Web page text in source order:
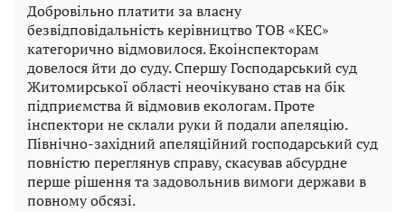
Добровільно платити за власну
безвідповідальність керівництво ТОВ «КЕС»
категорично відмовилося. Екоінспекторам
довелося йти до суду. Спершу Господарський суд
Житомирської області неочікувано став на бік
підприємства й відмовив екологам. Проте
інспектори не склали руки й подали апеляцію.
Північно-західний апеляційний господарський суд
повністю переглянув справу, скасував абсурдне
перше рішення та задовольнив вимоги держави в
повному обсязі.